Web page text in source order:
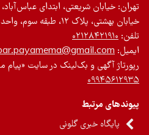
خیابان شریعتی، ابتدای عباس‌آباد،
بهشتی، پلاک ۱۲، طبقه سوم، واحد ۵
۰۲۱۲۸۴۲۱۹۱۰
khabar.payamema@gmail.com
آگهی و بک‌لینک در سایت «پیام ما»:
مرتبط
پایگاه خبری گلونی